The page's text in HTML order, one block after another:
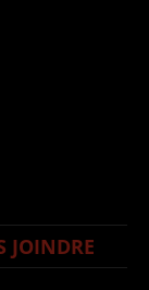
JOINDRE